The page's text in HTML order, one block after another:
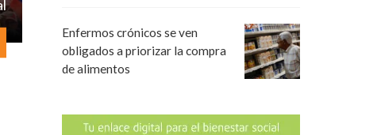
Enfermos crónicos se ven
obligados a priorizar la compra
de alimentos